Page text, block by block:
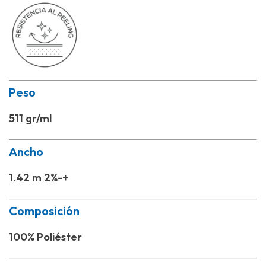
Peso
511 gr/ml
Ancho
1.42 m 2%-+
Composición
100% Poliéster